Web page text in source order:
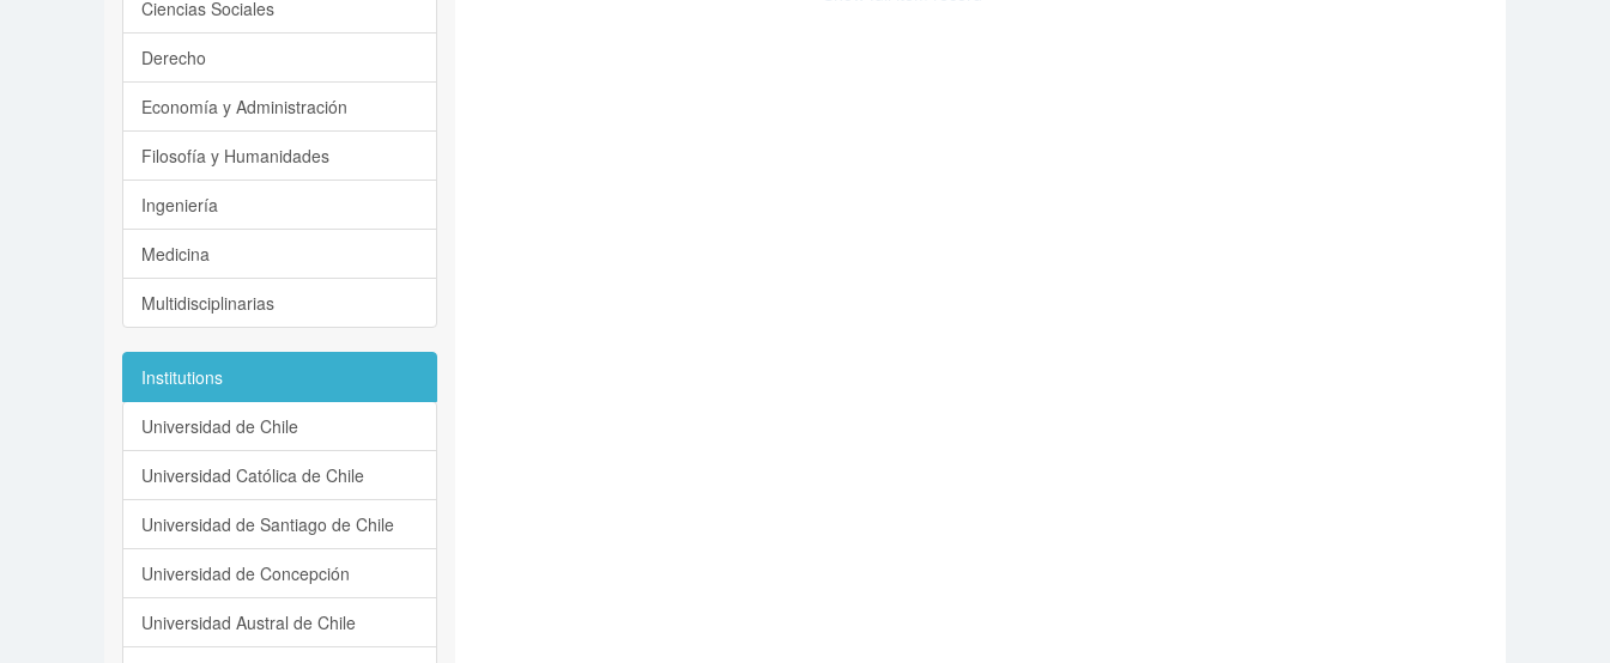
Ciencias Sociales
Derecho
Economía y Administración
Filosofía y Humanidades
Ingeniería
Medicina
Multidisciplinarias
Institutions
Universidad de Chile
Universidad Católica de Chile
Universidad de Santiago de Chile
Universidad de Concepción
Universidad Austral de Chile